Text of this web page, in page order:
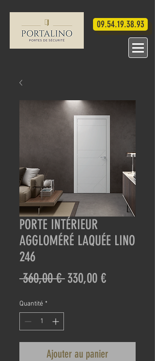
09.54.19.38.93
PORTE INTÉRIEUR
AGGLOMÉRÉ LAQUÉE LINO
246
360,00 € Prix
330,00 €Prix
Quantité *
Ajouter au panier